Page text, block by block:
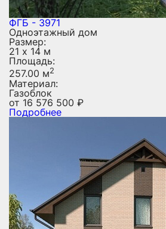
ФГБ - 3971
Одноэтажный дом
Размер:
21 х 14 м
Площадь:
257.00 м2
Материал:
Газоблок
от 16 576 500 ₽
Подробнее